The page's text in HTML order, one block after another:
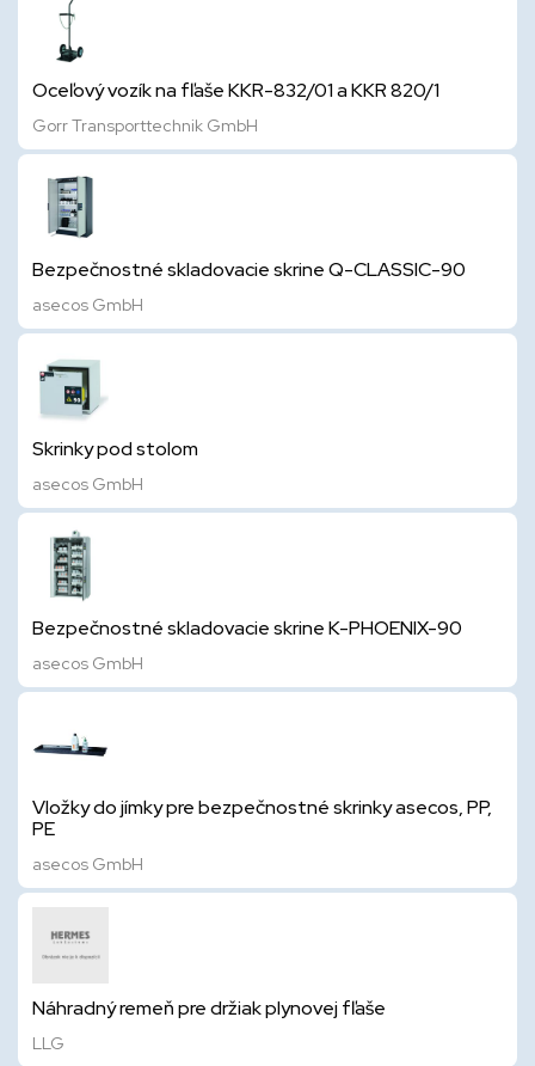
Oceľový vozík na fľaše KKR-832/01 a KKR 820/1
Gorr Transporttechnik GmbH
Bezpečnostné skladovacie skrine Q-CLASSIC-90
asecos GmbH
Skrinky pod stolom
asecos GmbH
Bezpečnostné skladovacie skrine K-PHOENIX-90
asecos GmbH
Vložky do jímky pre bezpečnostné skrinky asecos, PP,
PE
asecos GmbH
Náhradný remeň pre držiak plynovej fľaše
LLG